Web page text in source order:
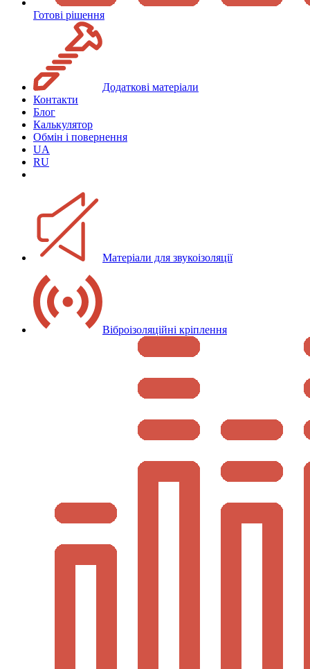
Готові рішення
Додаткові матеріали
Контакти
Блог
Калькулятор
Обмін і повернення
UA
RU
Матеріали для звукоізоляції
Віброізоляційні кріплення